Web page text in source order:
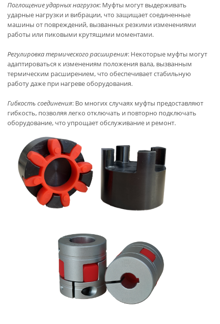
Поглощение ударных нагрузок: Муфты могут выдерживать
ударные нагрузки и вибрации, что защищает соединенные
машины от повреждений, вызванных резкими изменениями
работы или пиковыми крутящими моментами.
Регулировка термического расширения: Некоторые муфты могут
адаптироваться к изменениям положения вала, вызванным
термическим расширением, что обеспечивает стабильную
работу даже при нагреве оборудования.
Гибкость соединения: Во многих случаях муфты предоставляют
гибкость, позволяя легко отключать и повторно подключать
оборудование, что упрощает обслуживание и ремонт.